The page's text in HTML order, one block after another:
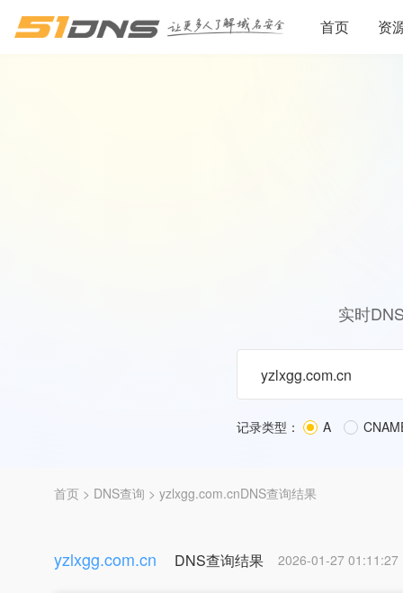
首页 资
实时
记录类型： A
首页 > DNS查询 > yzlxgg.com.cnDNS查询结果
yzlxgg.com.cn DNS查询结果 2026-01-27 01:11:27